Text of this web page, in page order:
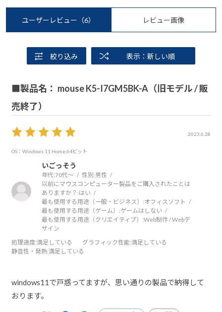
ユーザーレビュー （6） レビュー画像
絞り込み 表示：新しい順
■製品名： mouse K5-I7GM5BK-A（旧モデル / 販
売終了）
2023.6.28
OS：Windows 11 Home 64ビット
いごっそう
年代:70代～ 性別:男性
以前にマウスコンピューター製品をご購入されたことは
ありますか？:はい
最も使用する用途（一般・ビジネス）:オフィスソフト
最も使用する用途（ゲーム）:ゲームはしない
最も使用する用途（クリエイティブ）:Web制作 / Webデ
ザイン
処理速度:満足している グラフィック性能:満足している
静音性・発熱:満足している
windows11で戸惑ってますが、思い通りの製品で納得して
おります。